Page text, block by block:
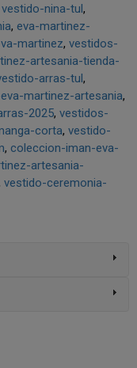
vestido-nina-tul
eva-martinez-
martinez vestidos-
artesania-tienda-
arras-tul
martinez-artesania
2025 vestidos-
corta vestido-
coleccion-iman-eva-
artesania-
vestido-ceremonia-